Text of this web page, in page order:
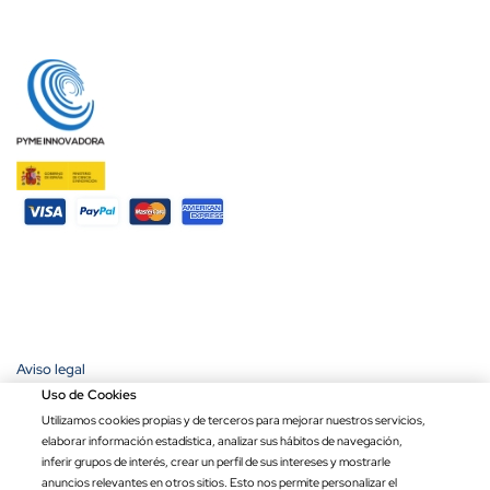
Aviso legal
Política de privacidad
Condiciones de compra
Ley de transparencia
Copyright © 2026 Banderas Puerta de Hierro®. Todos los derechos
Uso de Cookies
Utilizamos cookies propias y de terceros para mejorar nuestros servicios,
elaborar información estadística, analizar sus hábitos de navegación,
inferir grupos de interés, crear un perfil de sus intereses y mostrarle
anuncios relevantes en otros sitios. Esto nos permite personalizar el